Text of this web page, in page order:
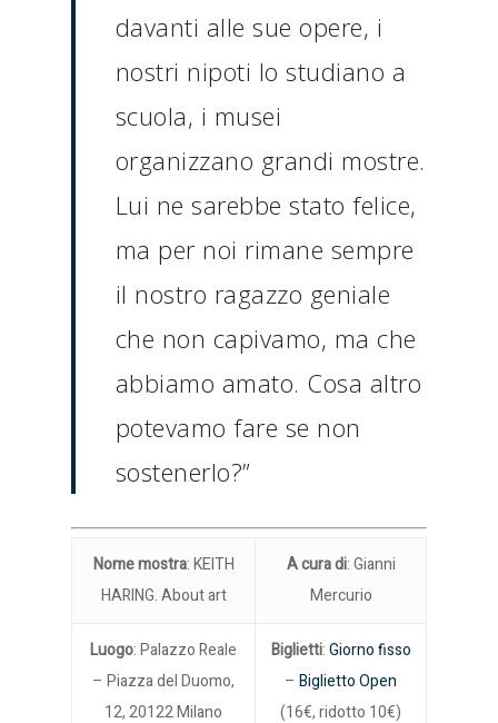
davanti alle sue opere, i
nostri nipoti lo studiano a
scuola, i musei
organizzano grandi mostre.
Lui ne sarebbe stato felice,
ma per noi rimane sempre
il nostro ragazzo geniale
che non capivamo, ma che
abbiamo amato. Cosa altro
potevamo fare se non
sostenerlo?”
Nome mostra: KEITH
HARING. About art
A cura di: Gianni
Mercurio
Luogo: Palazzo Reale
– Piazza del Duomo,
12, 20122 Milano
Biglietti:Giorno fisso
– Biglietto Open
(16€, ridotto 10€)